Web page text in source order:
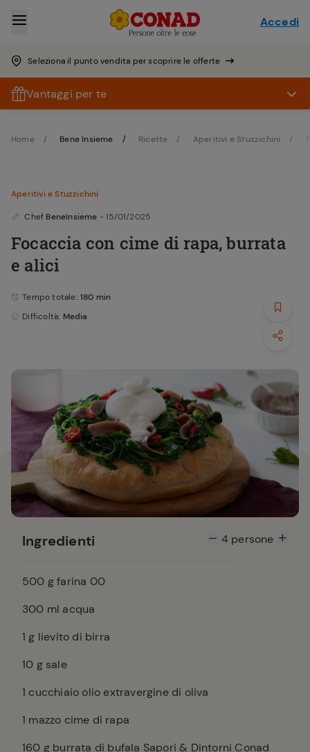
Seleziona il punto vendita per scoprire le offerte
Accedi
Vantaggi per te
Home Bene Insieme Ricette Aperitivi e Stuzzichini
Aperitivi e Stuzzichini
Chef BeneInsieme - 15/01/2025
Focaccia con cime di rapa, burrata
e alici
Tempo totale: 180 min
Difficoltà: Media
Ingredienti 4persone
500 g farina 00
300 ml acqua
1 g lievito di birra
10 g sale
1 cucchiaio olio extravergine di oliva
1 mazzo cime di rapa
160 g burrata di bufala Sapori & Dintorni Conad